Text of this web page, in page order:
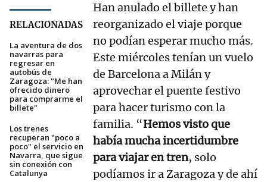
RELACIONADAS
La aventura de dos
navarras para
regresar en
autobús de
Zaragoza: "Me han
ofrecido dinero
para comprarme el
billete"
Los trenes
recuperan "poco a
poco" el servicio en
Navarra, que sigue
sin conexión con
Catalunya
Han anulado el billete y han
reorganizado el viaje porque
no podían esperar mucho más.
Este miércoles tenían un vuelo
de Barcelona a Milán y
aprovechar el puente festivo
para hacer turismo con la
familia. “Hemos visto que
había mucha incertidumbre
para viajar en tren, solo
podíamos ir a Zaragoza y de ahí